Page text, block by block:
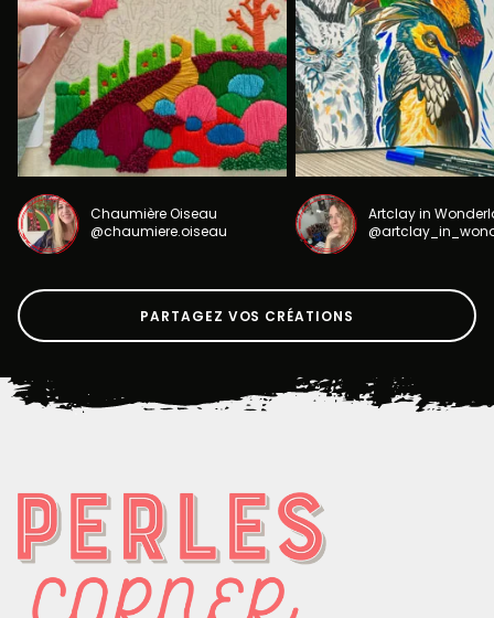
Chaumière Oiseau
@chaumiere.oiseau
Artclay in
PARTAGEZ VOS CRÉATIONS